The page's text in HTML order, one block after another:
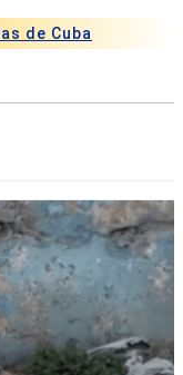
de Cuba